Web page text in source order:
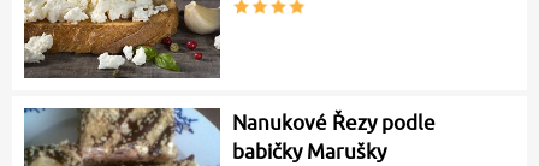
Nanukové Řezy podle
babičky Marušky